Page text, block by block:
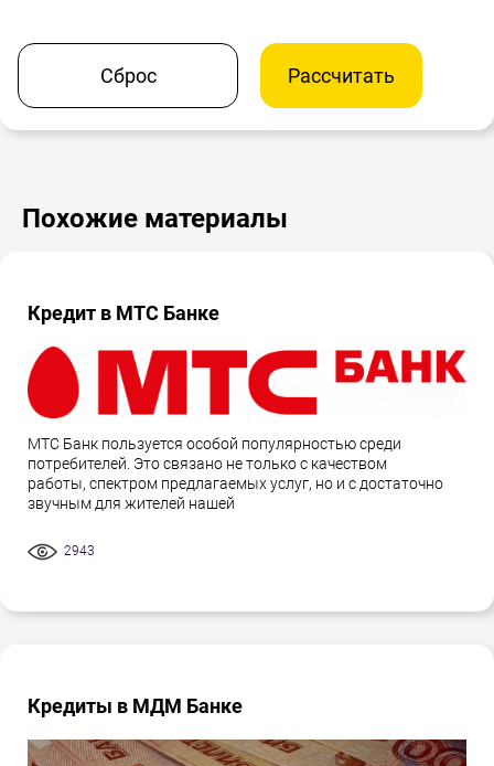
Сброс Рассчитать
Похожие материалы
Кредит в МТС Банке
МТС Банк пользуется особой популярностью среди
потребителей. Это связано не только с качеством
работы, спектром предлагаемых услуг, но и с достаточно
звучным для жителей нашей
2943
Кредиты в МДМ Банке